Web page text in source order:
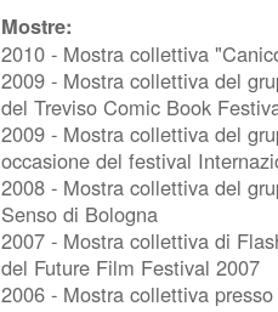
Mostre:
2010 - Mostra collettiva
2009 - Mostra collettiva del
del Treviso Comic Book
2009 - Mostra collettiva del
occasione del festival
2008 - Mostra collettiva del
Senso di Bologna
2007 - Mostra collettiva di
del Future Film Festival 2007
2006 - Mostra collettiva